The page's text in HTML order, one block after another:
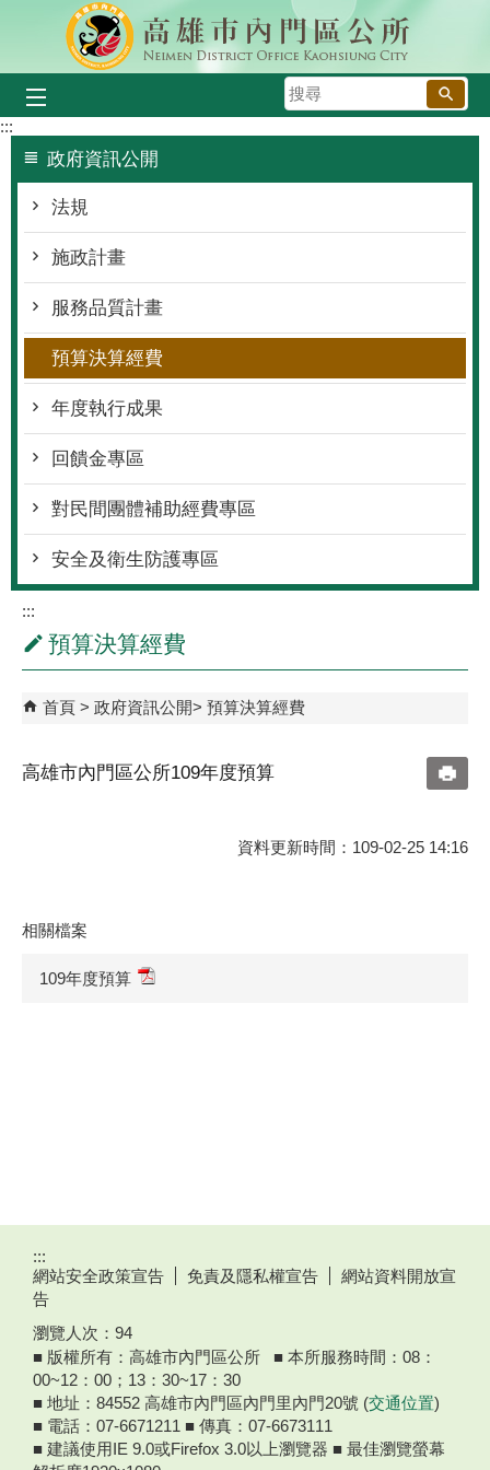
跳到主要內容區塊
搜
尋
:::
政府資訊公開
法規
施政計畫
服務品質計畫
預算決算經費
年度執行成果
回饋金專區
對民間團體補助經費專區
安全及衛生防護專區
:::
預算決算經費
首頁 政府資訊公開 預算決算經費
高雄市內門區公所109年度預算
資料更新時間：109-02-25 14:16
相關檔案
109年度預算
:::
網站安全政策宣告
免責及隱私權宣告
網站資料開放宣
告
瀏覽人次： 94
■ 版權所有：高雄市內門區公所 ■ 本所服務時間：08：
00~12：00；13：30~17：30
■ 地址：84552 高雄市內門區內門里內門20號 (交通位置)
■ 電話：07-6671211 ■ 傳真：07-6673111
■ 建議使用IE 9.0或Firefox 3.0以上瀏覽器 ■ 最佳瀏覽螢幕